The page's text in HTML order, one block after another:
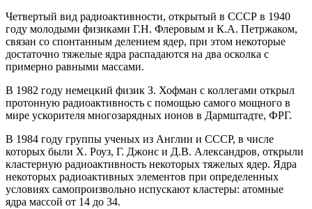
Четвертый вид радиоактивности, открытый в СССР в 1940
году молодыми физиками Г.Н. Флеровым и К.А. Петржаком,
связан со спонтанным делением ядер, при этом некоторые
достаточно тяжелые ядра распадаются на два осколка с
примерно равными массами.
В 1982 году немецкий физик З. Хофман с коллегами открыл
протонную радиоактивность с помощью самого мощного в
мире ускорителя многозарядных ионов в Дармштадте, ФРГ.
В 1984 году группы ученых из Англии и СССР, в числе
которых были X. Роуз, Г. Джонс и Д.В. Александров, открыли
кластерную радиоактивность некоторых тяжелых ядер. Ядра
некоторых радиоактивных элементов при определенных
условиях самопроизвольно испускают кластеры: атомные
ядра массой от 14 до 34.